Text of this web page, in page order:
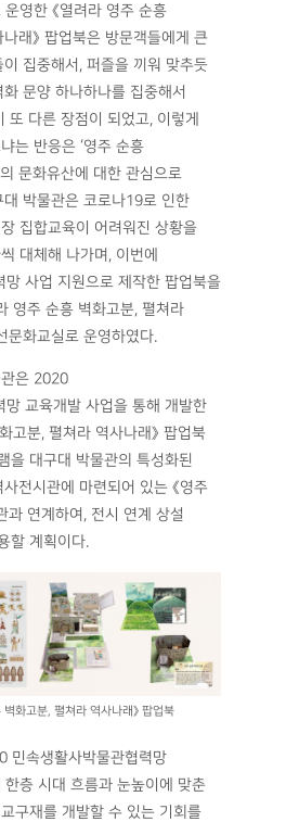
영한 《열려라 영주 순흥
래》 팝업북은 방문객들에게 큰
집중해서, 퍼즐을 끼워 맞추듯
문양 하나하나를 집중해서
또 다른 장점이 되었고, 이렇게
는 반응은 ‘영주 순흥
문화유산에 대한 관심으로
대 박물관은 코로나19로 인한
집합교육이 어려워진 상황을
대체해 나가며, 이번에
망 사업 지원으로 제작한 팝업북을
영주 순흥 벽화고분, 펼쳐라
문화교실로 운영하였다.
은 2020
망 교육개발 사업을 통해 개발한
고분, 펼쳐라 역사나래》 팝업북
을 대구대 박물관의 특성화된
전시관에 마련되어 있는 《영주
과 연계하여, 전시 연계 상설
할 계획이다.
벽화고분, 펼쳐라 역사나래》 팝업북
민속생활사박물관협력망
층 시대 흐름과 눈높이에 맞춘
구재를 개발할 수 있는 기회를